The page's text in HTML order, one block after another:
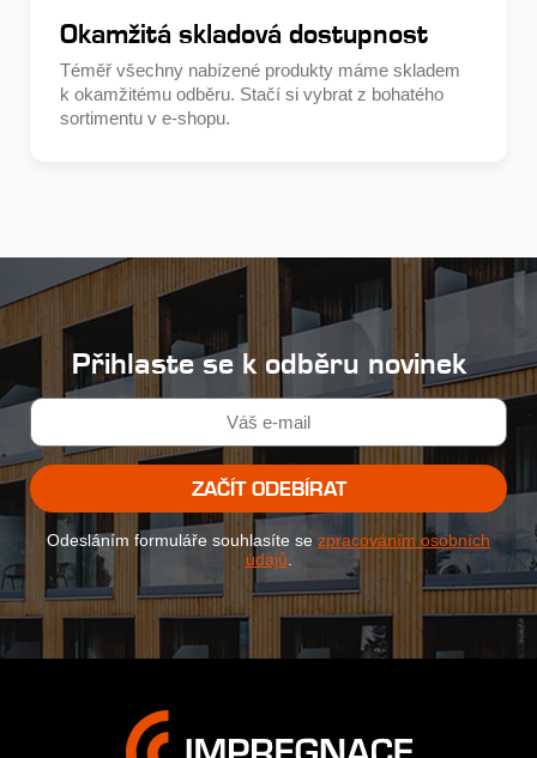
Okamžitá skladová dostupnost
Téměř všechny nabízené produkty máme skladem
k okamžitému odběru. Stačí si vybrat z bohatého
sortimentu v e-shopu.
Přihlaste se k odběru novinek
ZAČÍT ODEBÍRAT
Odesláním formuláře souhlasíte se zpracováním osobních
údajů.